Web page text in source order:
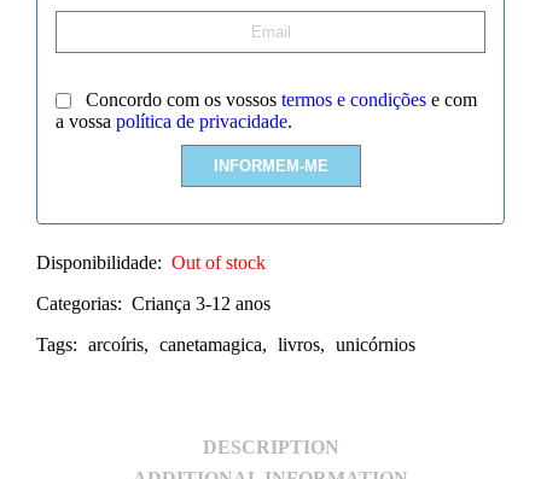
Concordo com os vossos termos e condições e com
a vossa política de privacidade.
Disponibilidade: Out of stock
Categorias: Criança 3-12 anos
Tags: arcoíris, canetamagica, livros, unicórnios
DESCRIPTION